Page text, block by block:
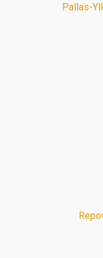
Pallas-